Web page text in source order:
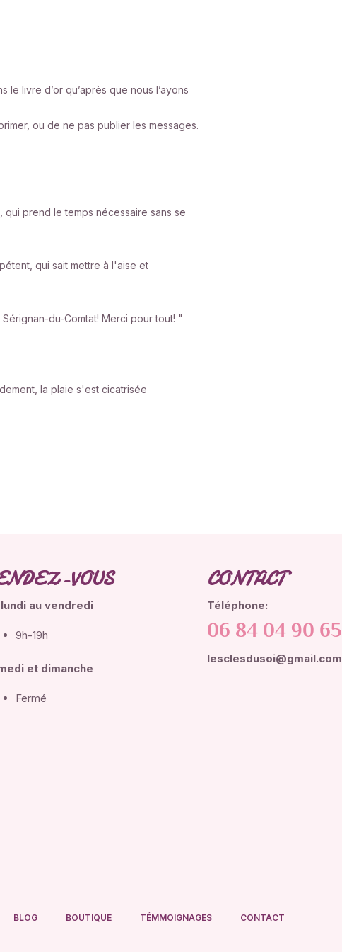
le livre d’or qu’après que nous l’ayons
ou de ne pas publier les messages.
qui prend le temps nécessaire sans se
qui sait mettre à l'aise et
du-Comtat! Merci pour tout! "
la plaie s'est cicatrisée
VOUS
au vendredi
9h-19h
et dimanche
Fermé
CONTACT
Téléphone:
06 84 04 90 65
lesclesdusoi@gmail.com
BLOG BOUTIQUE TÉMMOIGNAGES CONTACT